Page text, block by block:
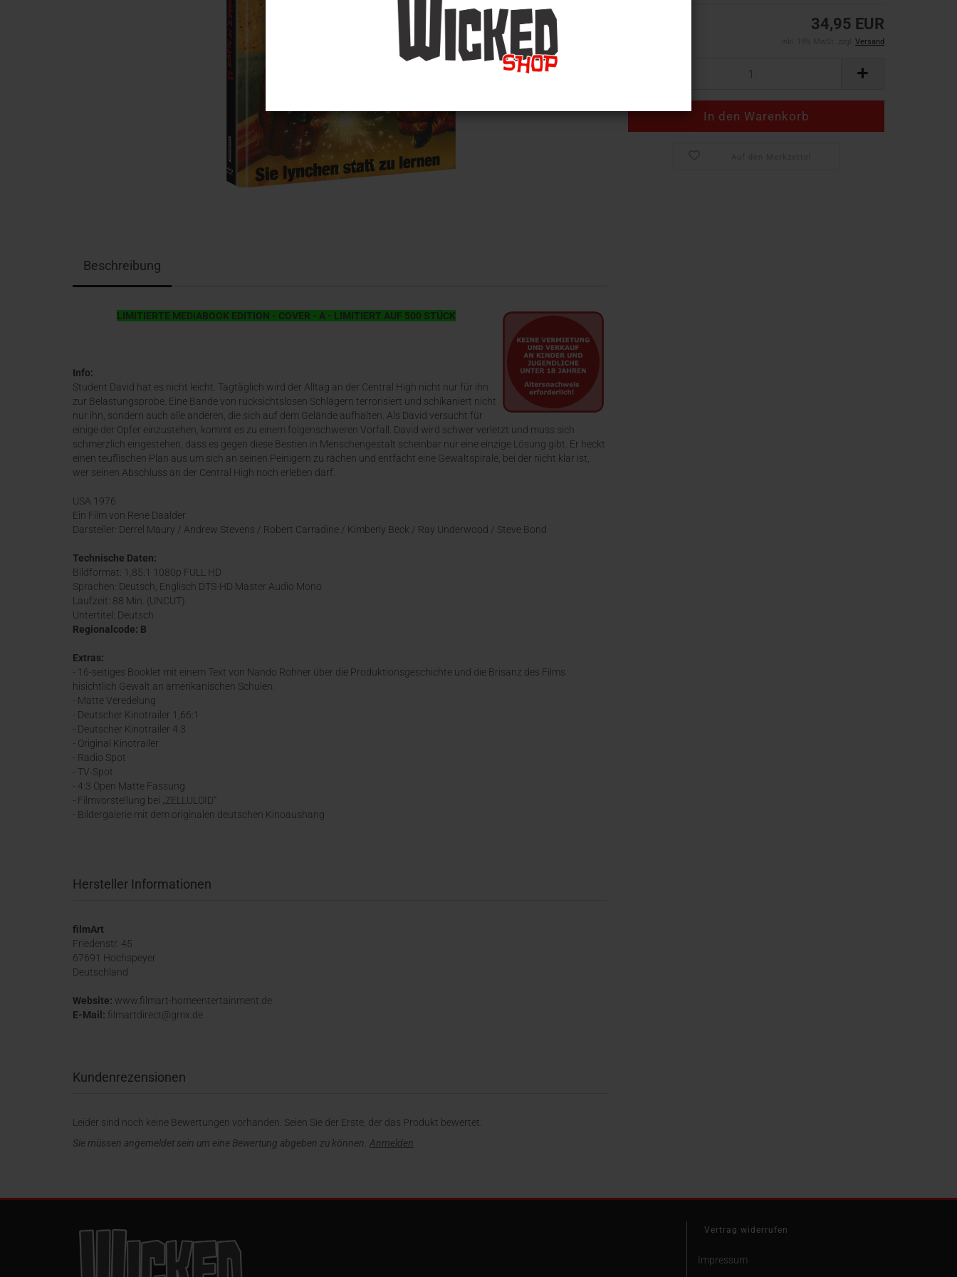
34,95 EUR
inkl. 19% MwSt. zzgl. Versand
Beschreibung
LIMITIERTE MEDIABOOK EDITION - COVER - A - LIMITIERT AUF 500 STÜCK
Info:
Student David hat es nicht leicht. Tagtäglich wird der Alltag an der Central High nicht nur für ihn
zur Belastungsprobe. Eine Bande von rücksichtslosen Schlägern terrorisiert und schikaniert nicht
nur ihn, sondern auch alle anderen, die sich auf dem Gelände aufhalten. Als David versucht für
einige der Opfer einzustehen, kommt es zu einem folgenschweren Vorfall. David wird schwer verletzt und muss sich
schmerzlich eingestehen, dass es gegen diese Bestien in Menschengestalt scheinbar nur eine einzige Lösung gibt. Er heckt
einen teuflischen Plan aus um sich an seinen Peinigern zu rächen und entfacht eine Gewaltspirale, bei der nicht klar ist,
wer seinen Abschluss an der Central High noch erleben darf.
USA 1976
Ein Film von Rene Daalder
Darsteller: Derrel Maury / Andrew Stevens / Robert Carradine / Kimberly Beck / Ray Underwood / Steve Bond
Technische Daten:
Bildformat: 1,85:1 1080p FULL HD
Sprachen: Deutsch, Englisch DTS-HD Master Audio Mono
Laufzeit: 88 Min. (UNCUT)
Untertitel: Deutsch
Regionalcode: B
Extras:
- 16-seitiges Booklet mit einem Text von Nando Rohner über die Produktionsgeschichte und die Brisanz des Films
hisichtlich Gewalt an amerikanischen Schulen.
- Matte Veredelung
- Deutscher Kinotrailer 1,66:1
- Deutscher Kinotrailer 4:3
- Original Kinotrailer
- Radio Spot
- TV-Spot
- 4:3 Open Matte Fassung
- Filmvorstellung bei „ZELLULOID“
- Bildergalerie mit dem originalen deutschen Kinoaushang
Hersteller Informationen
filmArt
Friedenstr. 45
67691 Hochspeyer
Deutschland
Website: www.filmart-homeentertainment.de
E-Mail: filmartdirect@gmx.de
Kundenrezensionen
Leider sind noch keine Bewertungen vorhanden. Seien Sie der Erste, der das Produkt bewertet.
Sie müssen angemeldet sein um eine Bewertung abgeben zu können. Anmelden
Vertrag widerrufen
Impressum